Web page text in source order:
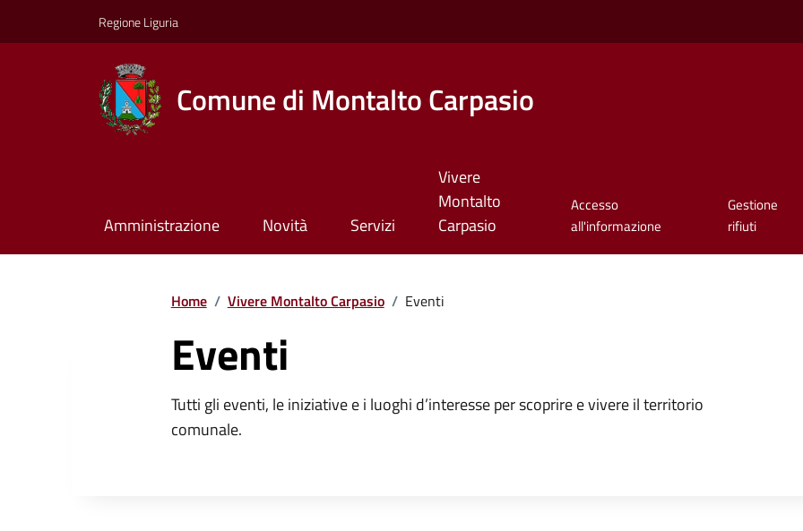
Regione Liguria
Comune di Montalto Carpasio
Amministrazione Novità Servizi
Vivere
Montalto
Carpasio
Accesso
all'informazione
Gestione
rifiuti
Home / Vivere Montalto Carpasio / Eventi
Eventi
Tutti gli eventi, le iniziative e i luoghi d’interesse per scoprire e vivere il territorio
comunale.